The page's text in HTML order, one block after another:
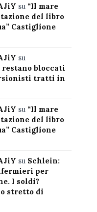
su “Il mare
del libro
Castiglione
su
bloccati
tratti in
su “Il mare
del libro
Castiglione
su Schlein:
per
I soldi?
stretto di